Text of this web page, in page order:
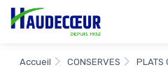
Accueil CONSERVES PLATS